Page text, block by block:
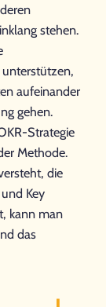
stehen.
aufeinander
gehen.
Strategie
Methode.
die
Key
kann man
das